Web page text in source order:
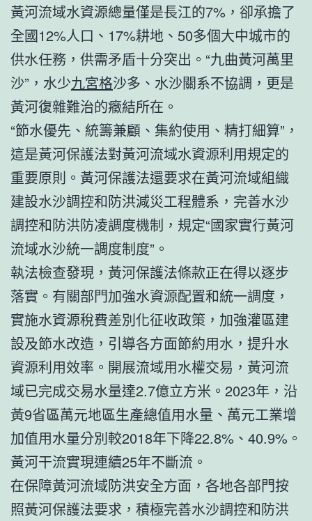
黃河流域水資源總量僅是長江的7%，卻承擔了
全國12%人口、17%耕地、50多個大中城市的
供水任務，供需矛盾十分突出。“九曲黃河萬里
沙”，水少九宮格沙多、水沙關系不協調，更是
黃河復雜難治的癥結所在。
“節水優先、統籌兼顧、集約使用、精打細算”，
這是黃河保護法對黃河流域水資源利用規定的
重要原則。黃河保護法還要求在黃河流域組織
建設水沙調控和防洪減災工程體系，完善水沙
調控和防洪防凌調度機制，規定“國家實行黃河
流域水沙統一調度制度”。
執法檢查發現，黃河保護法條款正在得以逐步
落實。有關部門加強水資源配置和統一調度，
實施水資源稅費差別化征收政策，加強灌區建
設及節水改造，引導各方面節約用水，提升水
資源利用效率。開展流域用水權交易，黃河流
域已完成交易水量達2.7億立方米。2023年，沿
黃9省區萬元地區生產總值用水量、萬元工業增
加值用水量分別較2018年下降22.8%、40.9%。
黃河干流實現連續25年不斷流。
在保障黃河流域防洪安全方面，各地各部門按
照黃河保護法要求，積極完善水沙調控和防洪